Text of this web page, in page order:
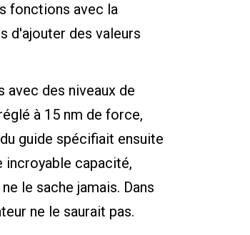
fonctions avec la
d'ajouter des valeurs
avec des niveaux de
à 15 nm de force,
guide spécifiait ensuite
capacité,
le sache jamais. Dans
ne le saurait pas.